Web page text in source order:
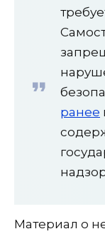
ранее
Материал о